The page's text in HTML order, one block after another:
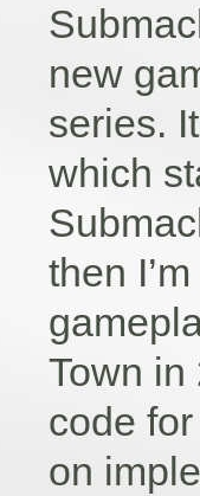
new
series.
which
then
Town in
code
on